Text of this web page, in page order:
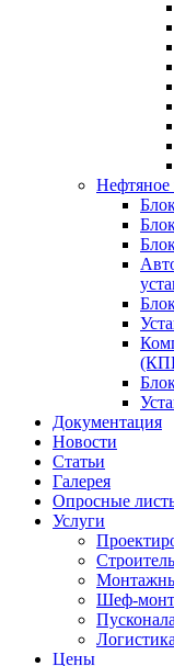
Нефтяное
Документация
Новости
Статьи
Галерея
Опросные
Услуги
Шеф-
Логистика
Цены